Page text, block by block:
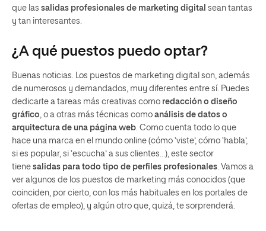
que las salidas profesionales de marketing digital sean tantas
y tan interesantes.
¿A qué puestos puedo optar?
Buenas noticias. Los puestos de marketing digital son, además
de numerosos y demandados, muy diferentes entre sí. Puedes
dedicarte a tareas más creativas como redacción o diseño
gráfico, o a otras más técnicas como análisis de datos o
arquitectura de una página web. Como cuenta todo lo que
hace una marca en el mundo online (cómo ‘viste’, cómo ‘habla’,
si es popular, si ‘escucha’ a sus clientes…), este sector
tiene salidas para todo tipo de perfiles profesionales. Vamos a
ver algunos de los puestos de marketing más conocidos (que
coinciden, por cierto, con los más habituales en los portales de
ofertas de empleo), y algún otro que, quizá, te sorprenderá.